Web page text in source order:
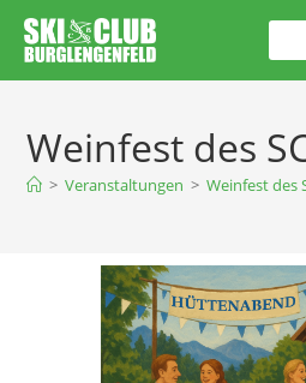
Weinfest des
> Veranstaltungen > Weinfest des